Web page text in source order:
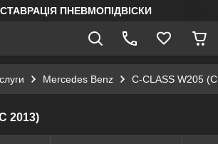
ПНЕВМОПІДВІСКИ
Mercedes Benz C-CLASS W205
2013)